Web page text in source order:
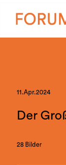
11.Apr.2024
Der
28 Bilder